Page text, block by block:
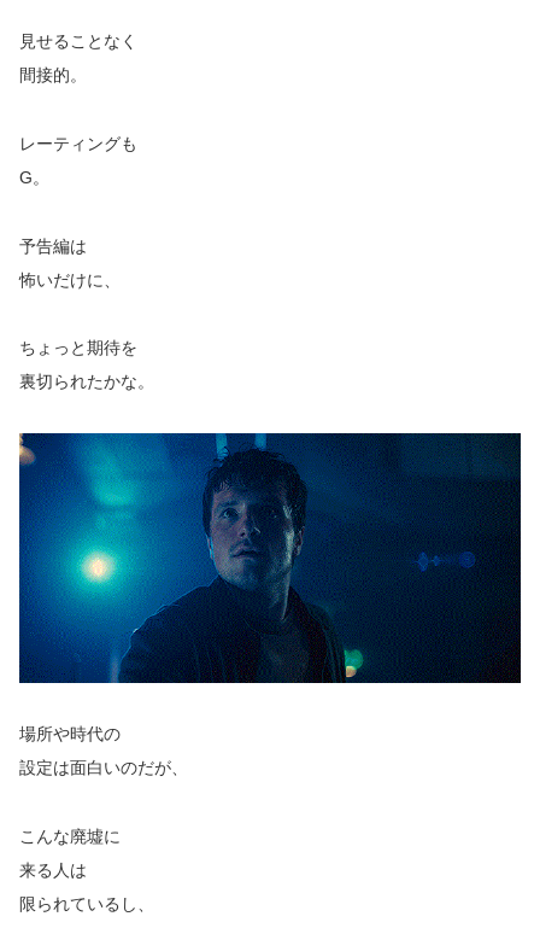
見せることなく
間接的。
レーティングも
G。
予告編は
怖いだけに、
ちょっと期待を
裏切られたかな。
場所や時代の
設定は面白いのだが、
こんな廃墟に
来る人は
限られているし、